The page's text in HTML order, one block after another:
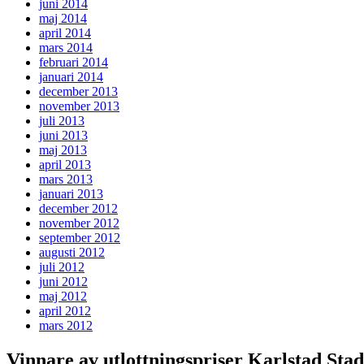
juni 2014
maj 2014
april 2014
mars 2014
februari 2014
januari 2014
december 2013
november 2013
juli 2013
juni 2013
maj 2013
april 2013
mars 2013
januari 2013
december 2012
november 2012
september 2012
augusti 2012
juli 2012
juni 2012
maj 2012
april 2012
mars 2012